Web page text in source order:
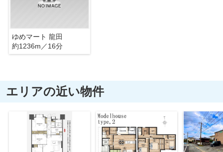
ゆめマート 龍田
約1236m／16分
エリアの近い物件